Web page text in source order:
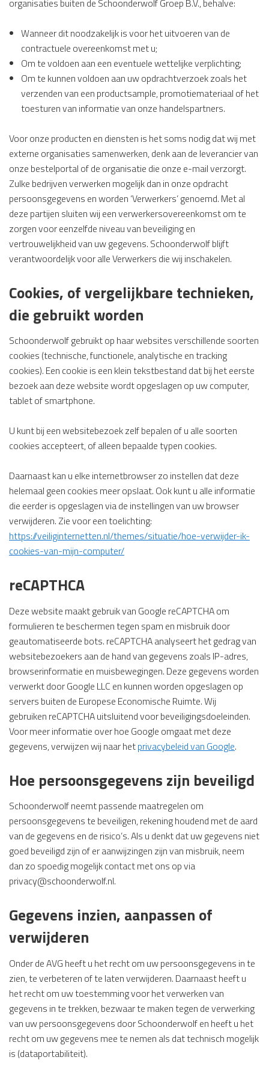
Wanneer dit noodzakelijk is voor het uitvoeren van de
contractuele overeenkomst met u;
Om te voldoen aan een eventuele wettelijke verplichting;
Om te kunnen voldoen aan uw opdrachtverzoek zoals het
verzenden van een productsample, promotiemateriaal of het
toesturen van informatie van onze handelspartners.
Voor onze producten en diensten is het soms nodig dat wij met
externe organisaties samenwerken, denk aan de leverancier van
onze bestelportal of de organisatie die onze e-mail verzorgt.
Zulke bedrijven verwerken mogelijk dan in onze opdracht
persoonsgegevens en worden ‘Verwerkers’ genoemd. Met al
deze partijen sluiten wij een verwerkersovereenkomst om te
zorgen voor eenzelfde niveau van beveiliging en
vertrouwelijkheid van uw gegevens. Schoonderwolf blijft
verantwoordelijk voor alle Verwerkers die wij inschakelen.
Cookies, of vergelijkbare technieken,
die gebruikt worden
Schoonderwolf gebruikt op haar websites verschillende soorten
cookies (technische, functionele, analytische en tracking
cookies). Een cookie is een klein tekstbestand dat bij het eerste
bezoek aan deze website wordt opgeslagen op uw computer,
tablet of smartphone.
U kunt bij een websitebezoek zelf bepalen of u alle soorten
cookies accepteert, of alleen bepaalde typen cookies.
Daarnaast kan u elke internetbrowser zo instellen dat deze
helemaal geen cookies meer opslaat. Ook kunt u alle informatie
die eerder is opgeslagen via de instellingen van uw browser
verwijderen. Zie voor een toelichting:
https://veiliginternetten.nl/themes/situatie/hoe-verwijder-ik-
cookies-van-mijn-computer/
reCAPTHCA
Deze website maakt gebruik van Google reCAPTCHA om
formulieren te beschermen tegen spam en misbruik door
geautomatiseerde bots. reCAPTCHA analyseert het gedrag van
websitebezoekers aan de hand van gegevens zoals IP-adres,
browserinformatie en muisbewegingen. Deze gegevens worden
verwerkt door Google LLC en kunnen worden opgeslagen op
servers buiten de Europese Economische Ruimte. Wij
gebruiken reCAPTCHA uitsluitend voor beveiligingsdoeleinden.
Voor meer informatie over hoe Google omgaat met deze
gegevens, verwijzen wij naar hetprivacybeleid van Google.
Hoe persoonsgegevens zijn beveiligd
Schoonderwolf neemt passende maatregelen om
persoonsgegevens te beveiligen, rekening houdend met de aard
van de gegevens en de risico’s. Als u denkt dat uw gegevens niet
goed beveiligd zijn of er aanwijzingen zijn van misbruik, neem
dan zo spoedig mogelijk contact met ons op via
privacy@schoonderwolf.nl.
Gegevens inzien, aanpassen of
verwijderen
Onder de AVG heeft u het recht om uw persoonsgegevens in te
zien, te verbeteren of te laten verwijderen. Daarnaast heeft u
het recht om uw toestemming voor het verwerken van
gegevens in te trekken, bezwaar te maken tegen de verwerking
van uw persoonsgegevens door Schoonderwolf en heeft u het
recht om uw gegevens mee te nemen als dat technisch mogelijk
is (dataportabiliteit).